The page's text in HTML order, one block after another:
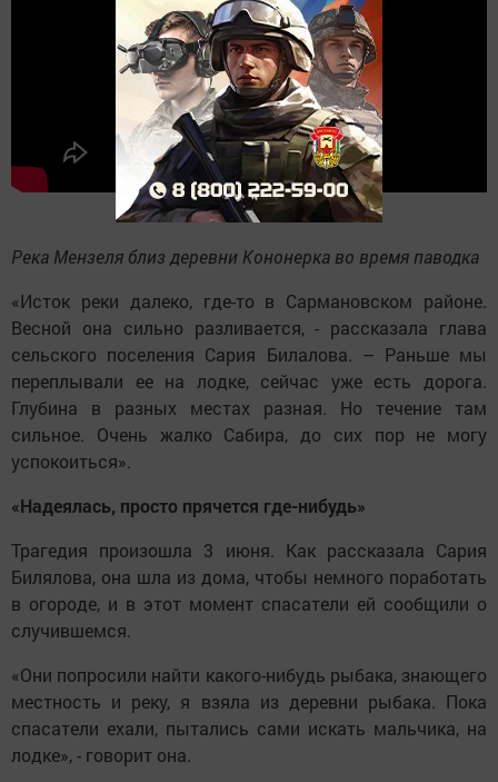
Река Мензеля близ деревни Кононерка во время паводка
«Исток реки далеко, где-то в Сармановском районе.
Весной она сильно разливается, - рассказала глава
сельского поселения Сария Билалова. – Раньше мы
переплывали ее на лодке, сейчас уже есть дорога.
Глубина в разных местах разная. Но течение там
сильное. Очень жалко Сабира, до сих пор не могу
успокоиться».
«Надеялась, просто прячется где-нибудь»
Трагедия произошла 3 июня. Как рассказала Сария
Билялова, она шла из дома, чтобы немного поработать
в огороде, и в этот момент спасатели ей сообщили о
случившемся.
«Они попросили найти какого-нибудь рыбака, знающего
местность и реку, я взяла из деревни рыбака. Пока
спасатели ехали, пытались сами искать мальчика, на
лодке», - говорит она.